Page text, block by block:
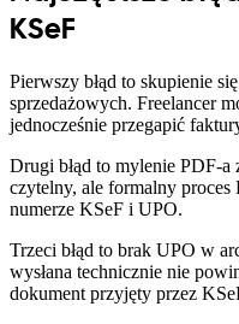
KSeF
Pierwszy błąd to skupienie
sprzedażowych. Freelancer
jednocześnie przegapić
Drugi błąd to mylenie PDF-
czytelny, ale formalny
numerze KSeF i UPO.
Trzeci błąd to brak UPO w
wysłana technicznie nie
dokument przyjęty przez